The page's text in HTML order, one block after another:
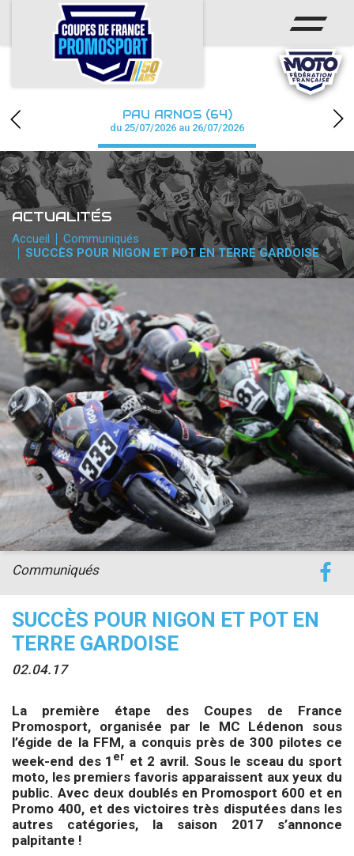
ACCUEIL
ACTUS
CALENDRIER
CHAMPIONNAT
RÉSULTATS
PHOTOS / WEB TV
PARTENAIRES
accéder à la billetterie
PAU ARNOS (64)
du 25/07/2026 au 26/07/2026
ACTUALITÉS
Accueil
Communiqués
SUCCÈS POUR NIGON ET POT EN TERRE GARDOISE
SUCCÈS POUR NIGON ET POT EN
TERRE GARDOISE
02.04.17
Communiqués
La première étape des Coupes de France
Promosport, organisée par le MC Lédenon sous
l’égide de la FFM, a conquis près de 300 pilotes ce
week-end des 1 er et 2 avril. Sous le sceau du sport
moto, les premiers favoris apparaissent aux yeux du
public. Avec deux doublés en Promosport 600 et en
Promo 400, et des victoires très disputées dans les
autres catégories, la saison 2017 s’annonce
palpitante !